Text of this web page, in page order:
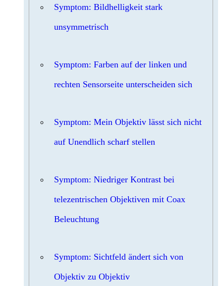
Symptom: Bildhelligkeit stark
unsymmetrisch
Symptom: Farben auf der linken und
rechten Sensorseite unterscheiden sich
Symptom: Mein Objektiv lässt sich nicht
auf Unendlich scharf stellen
Symptom: Niedriger Kontrast bei
telezentrischen Objektiven mit Coax
Beleuchtung
Symptom: Sichtfeld ändert sich von
Objektiv zu Objektiv